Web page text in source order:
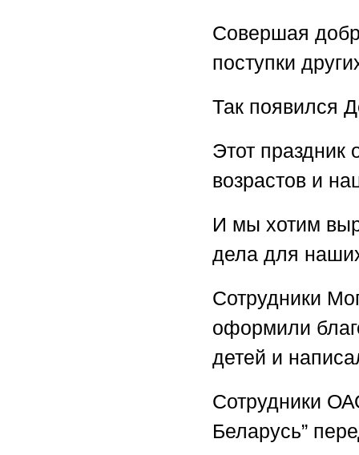
Совершая
поступки
Так появился
Этот
возрастов и
И мы хотим
дела для
Сотрудники
оформили
детей и
Сотрудники
Беларусь”